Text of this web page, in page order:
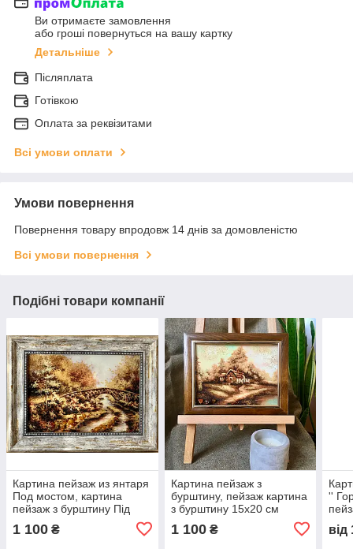
Ви отримаєте замовлення
або гроші повернуться на вашу картку
Детальніше
Післяплата
Готівкою
Оплата за реквізитами
Всі умови оплати
Умови повернення
Повернення товару впродовж 14 днів за домовленістю
Всі умови повернення
Подібні товари компанії
Картина пейзаж из янтаря
Под мостом, картина
пейзаж з бурштину Під
1 100 ₴
Картина пейзаж з
бурштину, пейзаж картина
з бурштину 15x20 см
1 100₴
''
від